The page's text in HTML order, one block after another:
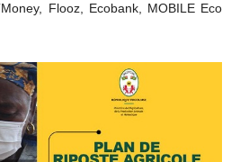
Flooz, Ecobank, MOBILE Eco